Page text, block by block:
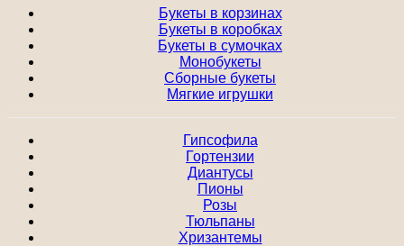
Букеты в корзинах
Букеты в коробках
Букеты в сумочках
Монобукеты
Сборные букеты
Мягкие игрушки
Гипсофила
Гортензии
Диантусы
Пионы
Розы
Тюльпаны
Хризантемы